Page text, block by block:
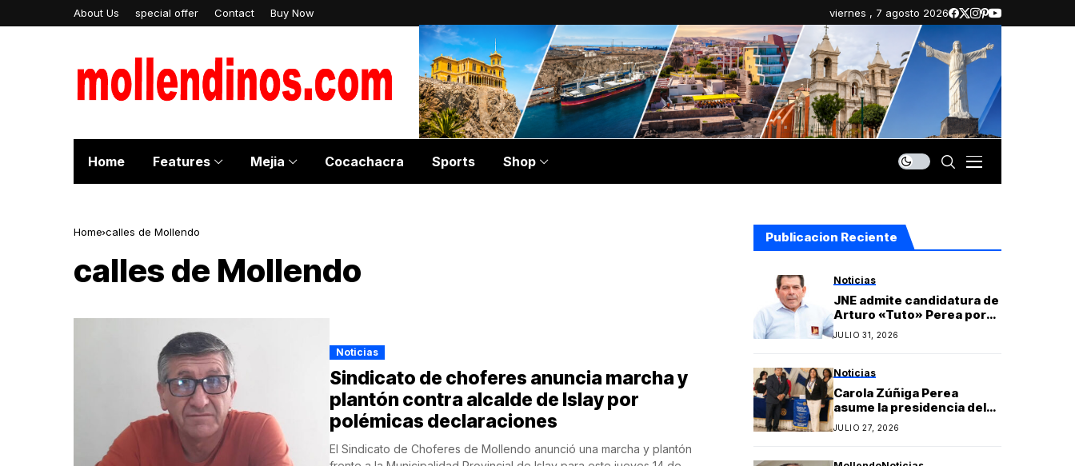
About Us special offer Contact Buy Now viernes , 7 agosto 2026
Home Features Mejia Cocachacra Sports Shop
Home calles de Mollendo
calles de Mollendo
Noticias
Sindicato de choferes anuncia marcha y
plantón contra alcalde de Islay por
polémicas declaraciones
El Sindicato de Choferes de Mollendo anunció una marcha y plantón
Publicacion Reciente
Noticias
JNE admite candidatura de
Arturo «Tuto» Perea por
Islay y oficializa lista
regional de Yo Arequipa
Gonzales
JULIO 31, 2026
Noticias
Carola Zúñiga Perea
asume la presidencia del
Rotary Club Puerto Bravo
Mollendo y anuncia
JULIO 27, 2026